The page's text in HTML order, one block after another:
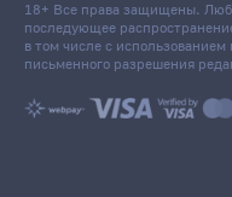
18+ Все права защищены.
последующее
в том числе с
письменного разрешения